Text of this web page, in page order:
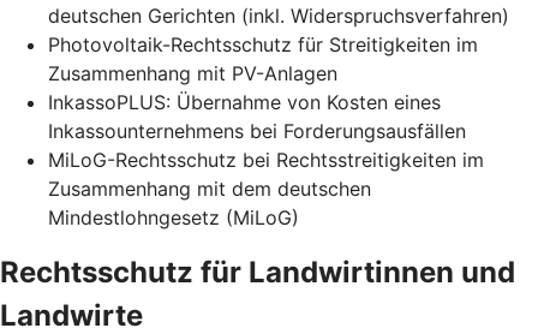
deutschen Gerichten (inkl. Widerspruchsverfahren)
Photovoltaik-Rechtsschutz für Streitigkeiten im
Zusammenhang mit PV-Anlagen
InkassoPLUS: Übernahme von Kosten eines
Inkassounternehmens bei Forderungsausfällen
MiLoG-Rechtsschutz bei Rechtsstreitigkeiten im
Zusammenhang mit dem deutschen
Mindestlohngesetz (MiLoG)
Rechtsschutz für Landwirtinnen und
Landwirte